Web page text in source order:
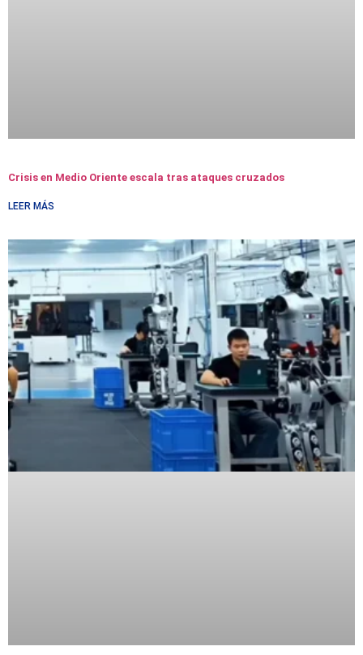
Crisis en Medio Oriente escala tras ataques cruzados
LEER MÁS